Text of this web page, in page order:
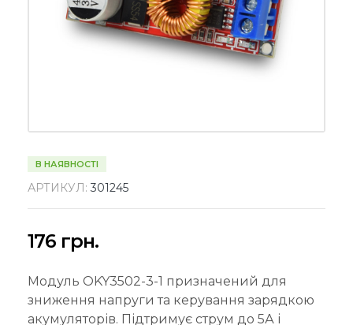
В НАЯВНОСТІ
АРТИКУЛ: 301245
176 грн.
Модуль OKY3502-3-1 призначений для
зниження напруги та керування зарядкою
акумуляторів. Підтримує струм до 5А і